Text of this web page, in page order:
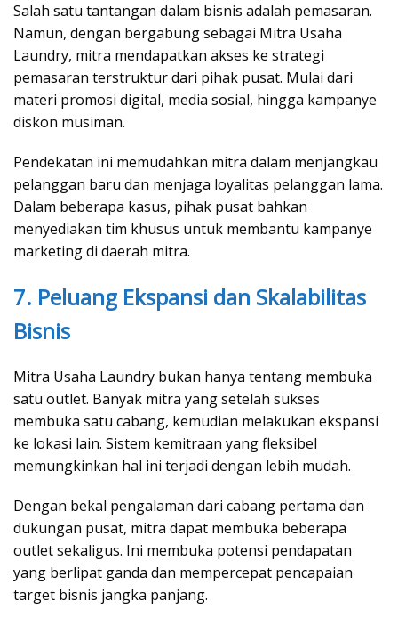
Salah satu tantangan dalam bisnis adalah pemasaran.
Namun, dengan bergabung sebagai Mitra Usaha
Laundry, mitra mendapatkan akses ke strategi
pemasaran terstruktur dari pihak pusat. Mulai dari
materi promosi digital, media sosial, hingga kampanye
diskon musiman.
Pendekatan ini memudahkan mitra dalam menjangkau
pelanggan baru dan menjaga loyalitas pelanggan lama.
Dalam beberapa kasus, pihak pusat bahkan
menyediakan tim khusus untuk membantu kampanye
marketing di daerah mitra.
7. Peluang Ekspansi dan Skalabilitas
Bisnis
Mitra Usaha Laundry bukan hanya tentang membuka
satu outlet. Banyak mitra yang setelah sukses
membuka satu cabang, kemudian melakukan ekspansi
ke lokasi lain. Sistem kemitraan yang fleksibel
memungkinkan hal ini terjadi dengan lebih mudah.
Dengan bekal pengalaman dari cabang pertama dan
dukungan pusat, mitra dapat membuka beberapa
outlet sekaligus. Ini membuka potensi pendapatan
yang berlipat ganda dan mempercepat pencapaian
target bisnis jangka panjang.